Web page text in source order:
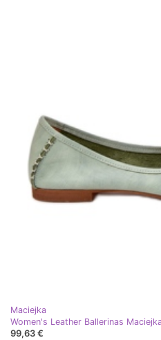
Maciejka
Women's Leather Ballerinas
99,63 €